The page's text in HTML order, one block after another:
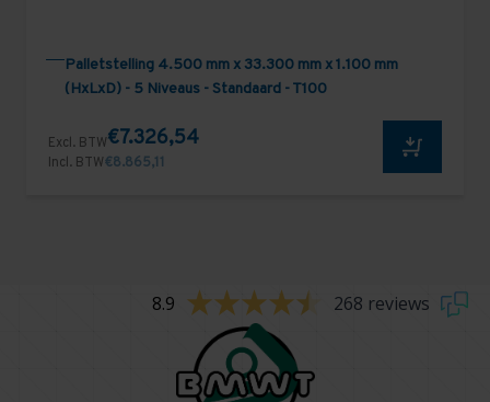
Palletstelling 4.500 mm x 33.300 mm x 1.100 mm
(HxLxD) - 5 Niveaus - Standaard - T100
Excl. BTW€7.326,54
Incl. BTW€8.865,11
8.9 268 reviews